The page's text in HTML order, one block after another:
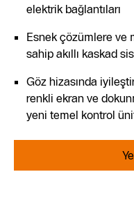
elektrik bağlantıları
Esnek çözümlere ve
sahip akıllı kaskad
Göz hizasında
renkli ekran ve
yeni temel kontrol